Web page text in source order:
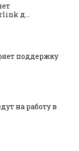
д...
поддержку
на работу в